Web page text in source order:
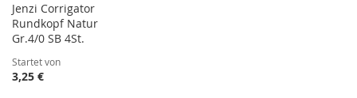
Jenzi Corrigator
Rundkopf Natur
Gr.4/0 SB 4St.
Startet von
3,25 €